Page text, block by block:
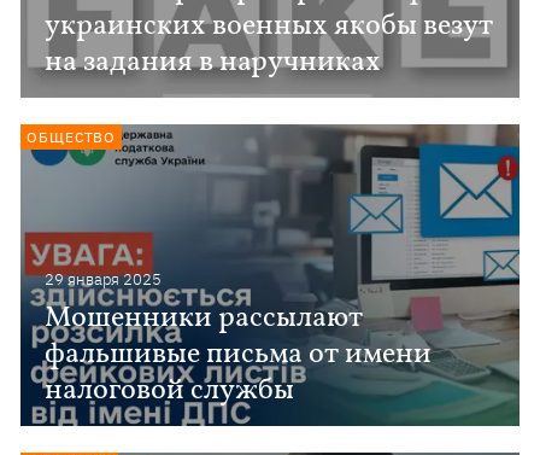
украинских военных якобы везут
на задания в наручниках
29 января 2025
Мошенники рассылают
фальшивые письма от имени
налоговой службы
ОБЩЕСТВО